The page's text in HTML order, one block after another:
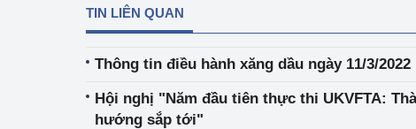
TIN LIÊN QUAN
Thông tin điều hành xăng dầu ngày 11/3/2022
Hội nghị "Năm đầu tiên thực thi UKVFTA:
hướng sắp tới"